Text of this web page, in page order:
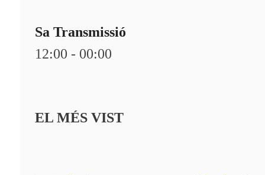
Sa Transmissió
12:00 - 00:00
EL MÉS VIST